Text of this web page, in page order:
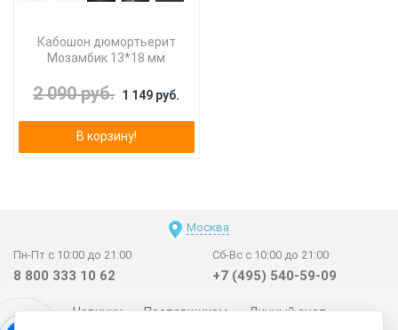
Кабошон дюмортьерит
Мозамбик 13*18 мм
2 090 руб. 1 149 руб.
В корзину!
Москва
Пн-Пт с 10:00 до 21:00
8 800 333 10 62
Сб-Вс с 10:00 до 21:00
+7 (495) 540-59-09
Новинки Поставщикам Личный счет